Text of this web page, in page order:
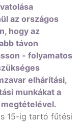
az országos
hogy az
távon
- folyamatos
elhárítási,
munkákat a
15-ig tartó fűtési